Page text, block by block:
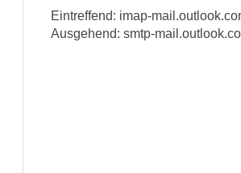
Eintreffend: imap-
Ausgehend: smtp-